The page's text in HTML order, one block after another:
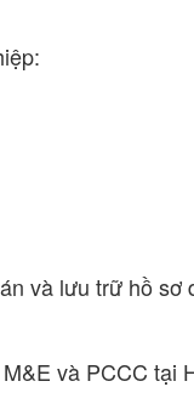
và lưu trữ hồ sơ
và PCCC tại